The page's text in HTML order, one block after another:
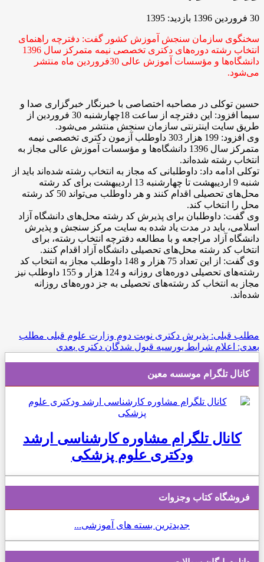
30 فروردين 1396 بازدید: 1395
سخنگوی سازمان سنجش آموزش کشور گفت: دفترچه راهنمای
انتخاب رشته دوره‌های دکتری تخصصی نیمه متمرکز سال 1396
دانشگاه‌ها و مؤسسات آموزش عالی 30فروردین ماه منتشر
می‌شود.
حسین توکلی در مصاحبه اختصاصی با خبرنگار خبرگزاری صدا و
سیما افزود: این دفترچه از ساعت 18چهارشنبه 30 فروردین از
طریق سایت اینترنتی سازمان سنجش منتشر می‌شود.
وی افزود: 199 هزار 303 داوطلب آزمون دکتری تخصصی نیمه
متمرکز سال 1396 دانشگاه‌ها و مؤسسات آموزش عالی مجاز به
انتخاب رشته شده‌اند.
توکلی ادامه داد: داوطلبانی که مجاز به انتخاب رشته شده‌اند باید از
شنبه 9 اردیبهشت تا چهارشنبه 13 اردیبهشت برای کد رشته
محل‌های تحصیلی اقدام کنند و هر داوطلب می‌تواند 50 کد رشته
محل را انتخاب کند.
وی گفت: داوطلبان برای پذیرش کد رشته محل‌های دانشگاه آزاد
اسلامی، باید در مدت یاد شده به سایت مرکز سنجش و پذیرش
دانشگاه آزاد مراجعه و با مطالعه دفترچه انتخاب رشته، برای
انتخاب کد رشته محل‌های تحصیلی دانشگاه آزاد اقدام کنند.
وی گفت: از این تعداد 75 هزار و 148 داوطلب مجاز به انتخاب کد
رشته‌های تحصیلی دوره‌های روزانه و 124 هزار و 155 داوطلب نیز
مجاز به انتخاب کد رشته‌های تحصیلی به جز دوره‌های روزانه
شده‌اند.
مطلب قبلی: پذیرش دکتری نوبت دوم وزارت علوم قبلی مطلب
بعدی: اعلام شرایط بورسیه قبول شدگان دکتری بعدی
کانال تلگرام موسسه معین
کانال تلگرام مشاوره کارشناسی ارشد
ودکتری علوم پزشکی
فروشگاه کتاب وجزوات
جدیدترین بسته های آموزشی...